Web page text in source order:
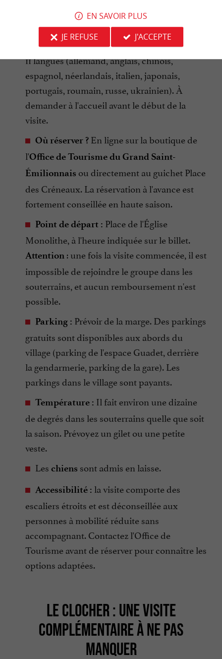
Gratuit pour les moins de 6 ans (billet
obligatoire tout de même).
Langues :Traduction papier disponible en
11 langues (allemand, anglais, chinois,
espagnol, néerlandais, italien, japonais,
portugais, roumain, russe, ukrainien). À
demander à l'accueil avant le début de la
visite.
Où réserver ? En ligne sur la boutique de
l'Office de Tourisme du Grand Saint-
Émilionnais ou directement au guichet Place
des Créneaux. La réservation à l'avance est
fortement conseillée en haute saison.
Point de départ : Place de l'Église
Monolithe, à l'heure indiquée sur le billet.
Attention : une fois la visite commencée, il est
impossible de rejoindre le groupe dans les
souterrains, et aucun remboursement n'est
possible.
Parking : Prévoir de la marge. Des parkings
gratuits sont disponibles aux abords du
village (parking de l'espace Guadet, derrière
la gendarmerie, parking de la gare). Les
parkings dans le village sont payants.
Température : Il fait environ une dizaine
de degrés dans les souterrains quelle que soit
la saison. Prévoyez un gilet ou une petite
veste.
Les chiens sont admis en laisse.
Accessibilité : la visite comporte des
escaliers étroits et est déconseillée aux
personnes à mobilité réduite sans
accompagnant. Contactez l'Office de
Tourisme avant de réserver pour connaître les
options adaptées.
LE CLOCHER : UNE VISITE
COMPLÉMENTAIRE À NE PAS
MANQUER
EN SAVOIR PLUS
JE REFUSE
J'ACCEPTE